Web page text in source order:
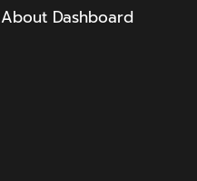
About Dashboard